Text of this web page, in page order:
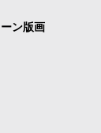
ン版画